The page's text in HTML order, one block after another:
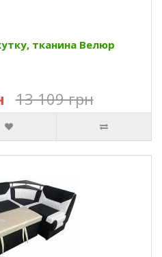
тканина Велюр
13 109 грн